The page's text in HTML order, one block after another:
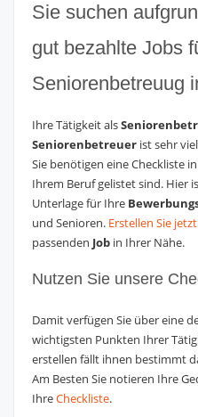
Sie suchen
gut bezahlte Jobs
Seniorenbetreuug
Ihre Tätigkeit als
Seniorenbetreuer ist sehr
Sie benötigen eine Checkliste
Ihrem Beruf gelistet sind. Hier
Unterlage für Ihre
und Senioren. Erstellen Sie
passenden Job in Ihrer Nähe.
Nutzen Sie unsere
Damit verfügen Sie über eine
wichtigsten Punkten Ihrer
erstellen fällt ihnen bestimmt
Am Besten Sie notieren Ihre
IhreCheckliste.